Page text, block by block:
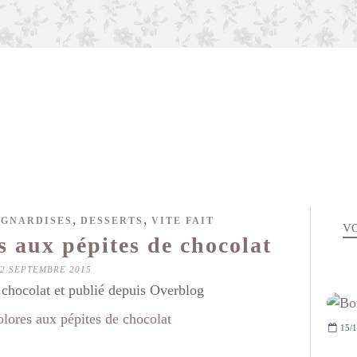
, DESSERTS , VITE FAIT
aux pépites de chocolat
SEPTEMBRE 2015
et publié depuis Overblog
15/